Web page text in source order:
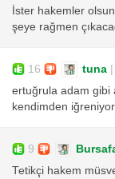
İster hakemler
şeye rağmen
16 tuna |
ertuğrula adam gibi
kendimden
9
Tetikçi hakem